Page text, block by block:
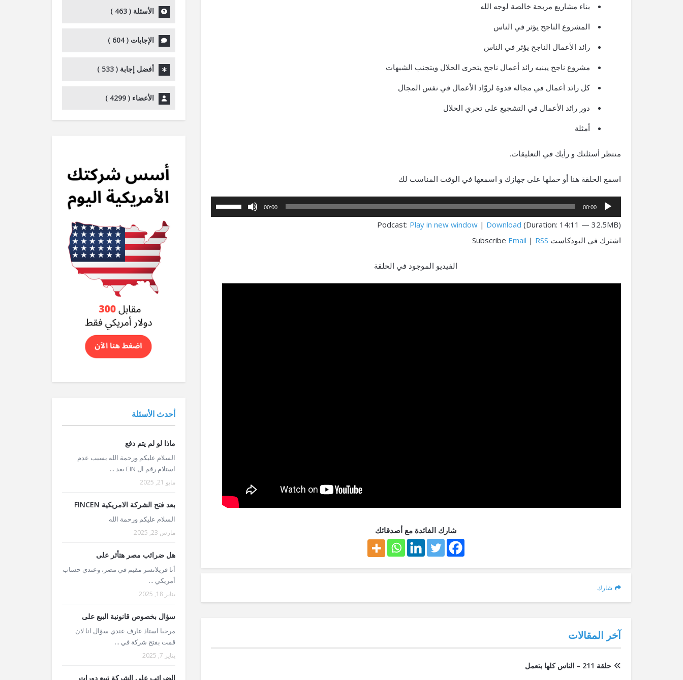
بناء مشاريع مربحة خالصة لوجه الله
المشروع الناجح يؤثر في الناس
رائد الأعمال الناجح يؤثر في الناس
مشروع ناجح يبنيه رائد أعمال ناجح يتحرى الحلال ويتجنب الشبهات
كل رائد أعمال في مجاله قدوة لروّاد الأعمال في نفس المجال
دور رائد الأعمال في التشجيع على تحري الحلال
أمثلة
منتظر أسئلتك و رأيك في التعليقات.
اسمع الحلقة هنا أو حملها على جهازك و اسمعها في الوقت المناسب لك
مشغل
الصوت
00:00
00:00
استخدم
مفاتيح
Podcast: Play in new window | Download (Duration: 14:11 — 32.5MB)
اشترك في البودكاست Subscribe
Email | RSS
الفيديو الموجود في الحلقة
شارك الفائدة مع أصدقائك
شارك
آخر المقالات
حلقة 211 – الناس كلها بتعمل
الأسئلة (463
)
الإجابات (604
)
أفضل إجابة (533
)
الأعضاء (4299
)
أحدث الأسئلة
ماذا لو لم يتم دفع
السلام عليكم ورحمة الله بسبب عدم
استلام رقم ال EIN بعد ...
مايو 21, 2025
بعد فتح الشركة الامريكية FINCEN
السلام عليكم ورحمة الله
مارس 23, 2025
هل ضرائب مصر هتأثر على
أنا فريلانسر مقيم في مصر، وعندي حساب
أمريكي ...
يناير 18, 2025
سؤال بخصوص قانونية البيع على
مرحبا استاذ عارف عندي سؤال انا لان
قمت بفتح شركة في ...
يناير 7, 2025
الضرائب على الشركة تبيع دورات